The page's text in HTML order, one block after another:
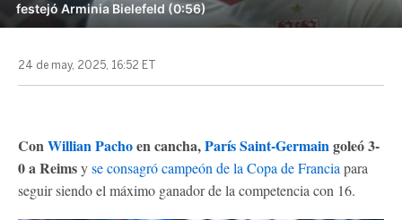
festejó Arminia Bielefeld (0:56)
24 de may, 2025, 16:52 ET
ConWillian Pachoen cancha,París Saint-Germaingoleó 3-
0 a Reimsyse consagró campeón de la Copa de Francia para
seguir siendo el máximo ganador de la competencia con 16.